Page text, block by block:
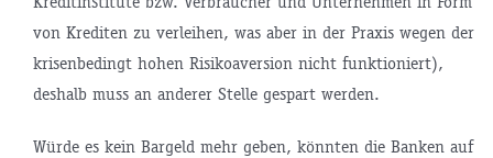
von Krediten zu verleihen, was aber in der Praxis wegen der
krisenbedingt hohen Risikoaversion nicht funktioniert),
deshalb muss an anderer Stelle gespart werden.
Würde es kein Bargeld mehr geben, könnten die Banken auf